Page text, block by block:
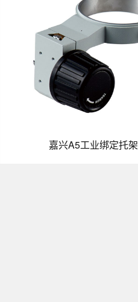
嘉兴A5工业绑定托架